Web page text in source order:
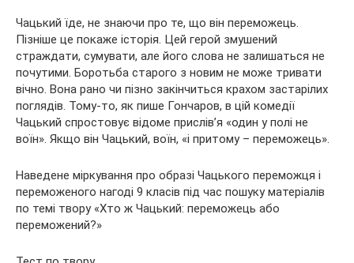
Чацький їде, не знаючи про те, що він переможець.
Пізніше це покаже історія. Цей герой змушений
страждати, сумувати, але його слова не залишаться не
почутими. Боротьба старого з новим не може тривати
вічно. Вона рано чи пізно закінчиться крахом застарілих
поглядів. Тому-то, як пише Гончаров, в цій комедії
Чацький спростовує відоме прислів’я «один у полі не
воїн». Якщо він Чацький, воїн, «і притому – переможець».
Наведене міркування про образі Чацького переможця і
переможеного нагоді 9 класів під час пошуку матеріалів
по темі твору «Хто ж Чацький: переможець або
переможений?»